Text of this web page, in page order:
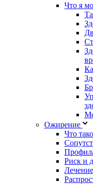
Что я
Ожирение
Что
Риск и
Лечение